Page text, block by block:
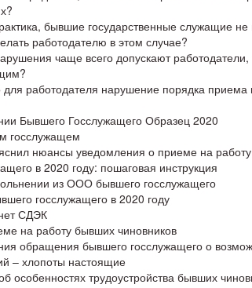
бывшие государственные служащие
работодателю в этом случае?
чаще всего допускают работодатели,
работодателя нарушение порядка приема
Бывшего Госслужащего Образец 2020
госслужащем
нюансы уведомления о приеме на
в 2020 году: пошаговая инструкция
из ООО бывшего госслужащего
госслужащего в 2020 году
СДЭК
на работу бывших чиновников
обращения бывшего госслужащего о
– хлопоты настоящие
особенностях трудоустройства бывших